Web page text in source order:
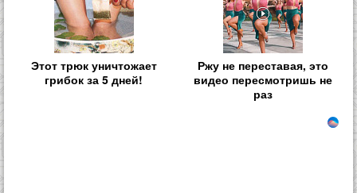
Этот трюк уничтожает
грибок за 5 дней!
Ржу не переставая, это
видео пересмотришь не
раз